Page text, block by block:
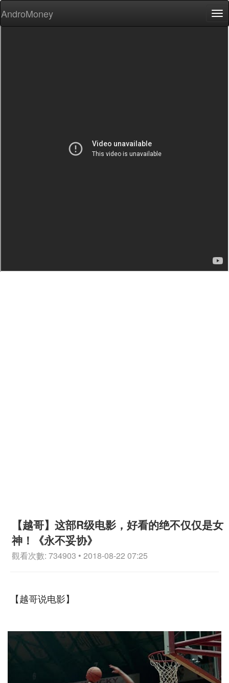
AndroMoney
【越哥】这部R级电影，好看的绝不仅仅是女
神！《永不妥协》
觀看次數: 734903 • 2018-08-22 07:25
【越哥说电影】